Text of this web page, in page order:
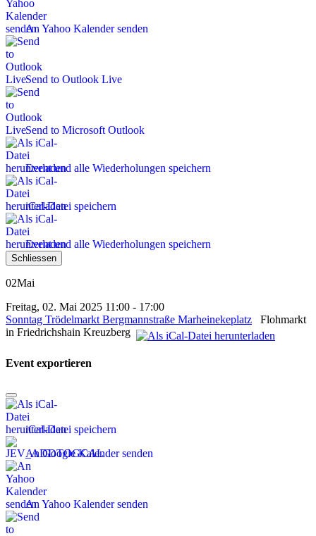
An Yahoo Kalender senden
Send to Outlook Live
Send to Microsoft Outlook
Event und alle Wiederholungen speichern
iCal-Datei speichern
Event und alle Wiederholungen speichern
Schliessen
02Mai
Freitag, 02. Mai 2025 11:00 - 17:00
Sonntag Trödelmarkt Bergmannstraße Marheinekeplatz Flohmarkt
in Friedrichshain Kreuzberg
Event exportieren
iCal-Datei speichern
An Google Kalender senden
An Yahoo Kalender senden